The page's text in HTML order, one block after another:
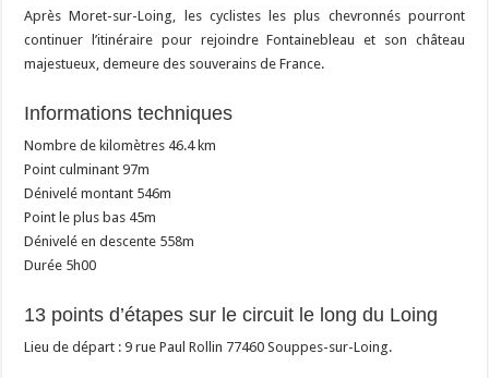
Après Moret-sur-Loing, les cyclistes les plus chevronnés pourront
continuer l’itinéraire pour rejoindre Fontainebleau et son château
majestueux, demeure des souverains de France.
Informations techniques
Nombre de kilomètres 46.4 km
Point culminant 97m
Dénivelé montant 546m
Point le plus bas 45m
Dénivelé en descente 558m
Durée 5h00
13 points d’étapes sur le circuit le long du Loing
Lieu de départ : 9 rue Paul Rollin 77460 Souppes-sur-Loing.